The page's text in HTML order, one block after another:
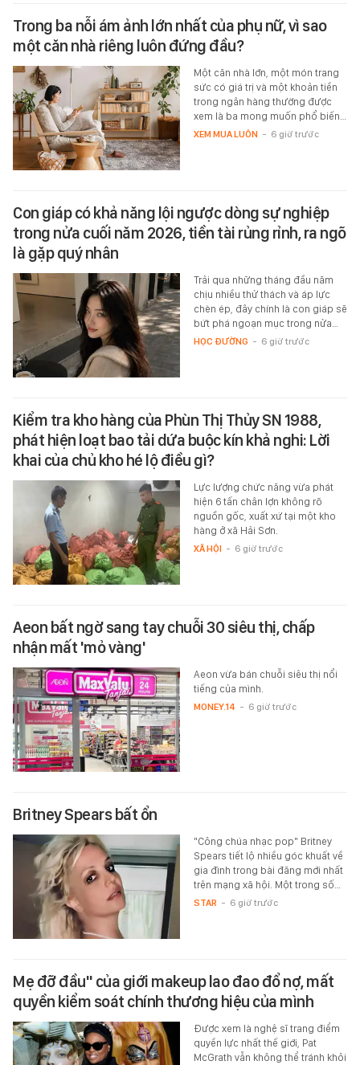
Trong ba nỗi ám ảnh lớn nhất của phụ nữ, vì sao
một căn nhà riêng luôn đứng đầu?
Một căn nhà lớn, một món trang
sức có giá trị và một khoản tiền
trong ngân hàng thường được
xem là ba mong muốn phổ biến…
XEM MUA LUÔN - 6 giờ trước
Con giáp có khả năng lội ngược dòng sự nghiệp
trong nửa cuối năm 2026, tiền tài rủng rỉnh, ra ngõ
là gặp quý nhân
Trải qua những tháng đầu năm
chịu nhiều thử thách và áp lực
chèn ép, đây chính là con giáp sẽ
bứt phá ngoạn mục trong nửa…
HỌC ĐƯỜNG - 6 giờ trước
Kiểm tra kho hàng của Phùn Thị Thủy SN 1988,
phát hiện loạt bao tải dứa buộc kín khả nghi: Lời
khai của chủ kho hé lộ điều gì?
Lực lượng chức năng vừa phát
hiện 6 tấn chân lợn không rõ
nguồn gốc, xuất xứ tại một kho
hàng ở xã Hải Sơn.
XÃ HỘI - 6 giờ trước
Aeon bất ngờ sang tay chuỗi 30 siêu thị, chấp
nhận mất 'mỏ vàng'
Aeon vừa bán chuỗi siêu thị nổi
tiếng của mình.
MONEY.14 - 6 giờ trước
Britney Spears bất ổn
"Công chúa nhạc pop" Britney
Spears tiết lộ nhiều góc khuất về
gia đình trong bài đăng mới nhất
trên mạng xã hội. Một trong số…
STAR - 6 giờ trước
Mẹ đỡ đầu" của giới makeup lao đao đổ nợ, mất
quyền kiểm soát chính thương hiệu của mình
Được xem là nghệ sĩ trang điểm
quyền lực nhất thế giới, Pat
McGrath vẫn không thể tránh khỏi